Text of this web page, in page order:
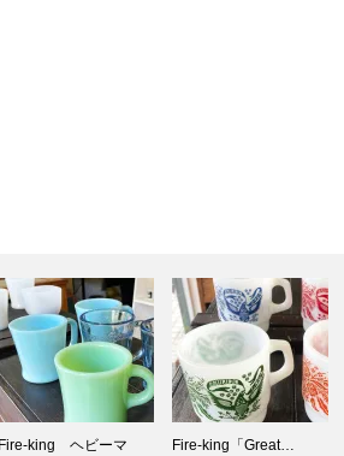
Fire-king「Great…
Fire-king、あなたは